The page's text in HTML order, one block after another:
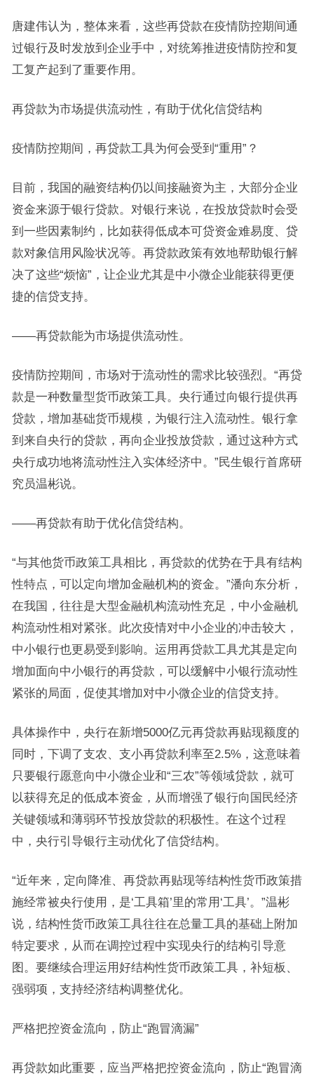
唐建伟认为，整体来看，这些再贷款在疫情防控期间通
过银行及时发放到企业手中，对统筹推进疫情防控和复
工复产起到了重要作用。
再贷款为市场提供流动性，有助于优化信贷结构
疫情防控期间，再贷款工具为何会受到“重用”？
目前，我国的融资结构仍以间接融资为主，大部分企业
资金来源于银行贷款。对银行来说，在投放贷款时会受
到一些因素制约，比如获得低成本可贷资金难易度、贷
款对象信用风险状况等。再贷款政策有效地帮助银行解
决了这些“烦恼”，让企业尤其是中小微企业能获得更便
捷的信贷支持。
——再贷款能为市场提供流动性。
疫情防控期间，市场对于流动性的需求比较强烈。“再贷
款是一种数量型货币政策工具。央行通过向银行提供再
贷款，增加基础货币规模，为银行注入流动性。银行拿
到来自央行的贷款，再向企业投放贷款，通过这种方式
央行成功地将流动性注入实体经济中。”民生银行首席研
究员温彬说。
——再贷款有助于优化信贷结构。
“与其他货币政策工具相比，再贷款的优势在于具有结构
性特点，可以定向增加金融机构的资金。”潘向东分析，
在我国，往往是大型金融机构流动性充足，中小金融机
构流动性相对紧张。此次疫情对中小企业的冲击较大，
中小银行也更易受到影响。运用再贷款工具尤其是定向
增加面向中小银行的再贷款，可以缓解中小银行流动性
紧张的局面，促使其增加对中小微企业的信贷支持。
具体操作中，央行在新增5000亿元再贷款再贴现额度的
同时，下调了支农、支小再贷款利率至2.5%，这意味着
只要银行愿意向中小微企业和“三农”等领域贷款，就可
以获得充足的低成本资金，从而增强了银行向国民经济
关键领域和薄弱环节投放贷款的积极性。在这个过程
中，央行引导银行主动优化了信贷结构。
“近年来，定向降准、再贷款再贴现等结构性货币政策措
施经常被央行使用，是‘工具箱’里的常用‘工具’。”温彬
说，结构性货币政策工具往往在总量工具的基础上附加
特定要求，从而在调控过程中实现央行的结构引导意
图。要继续合理运用好结构性货币政策工具，补短板、
强弱项，支持经济结构调整优化。
严格把控资金流向，防止“跑冒滴漏”
再贷款如此重要，应当严格把控资金流向，防止“跑冒滴